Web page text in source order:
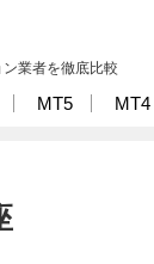
業者を徹底比較
MT5 MT4